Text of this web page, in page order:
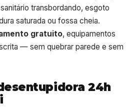
transbordando, esgoto
saturada ou fossa cheia.
gratuito, equipamentos
— sem quebrar parede e sem
24h